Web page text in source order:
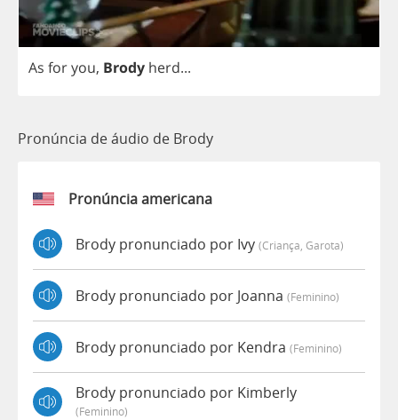
As foryou, Brody herd...
Pronúncia de áudio de Brody
Pronúncia americana
Brody pronunciado por Ivy (criança, Garota)
Brody pronunciado por Joanna (feminino)
Brody pronunciado por Kendra (feminino)
Brody pronunciado por Kimberly
(feminino)